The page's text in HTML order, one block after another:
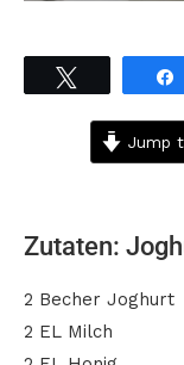
Jump
Zutaten:
2 Becher Joghurt
2 EL Milch